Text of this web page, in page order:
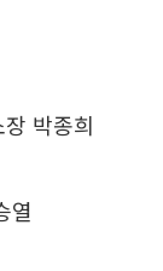
박종희
열